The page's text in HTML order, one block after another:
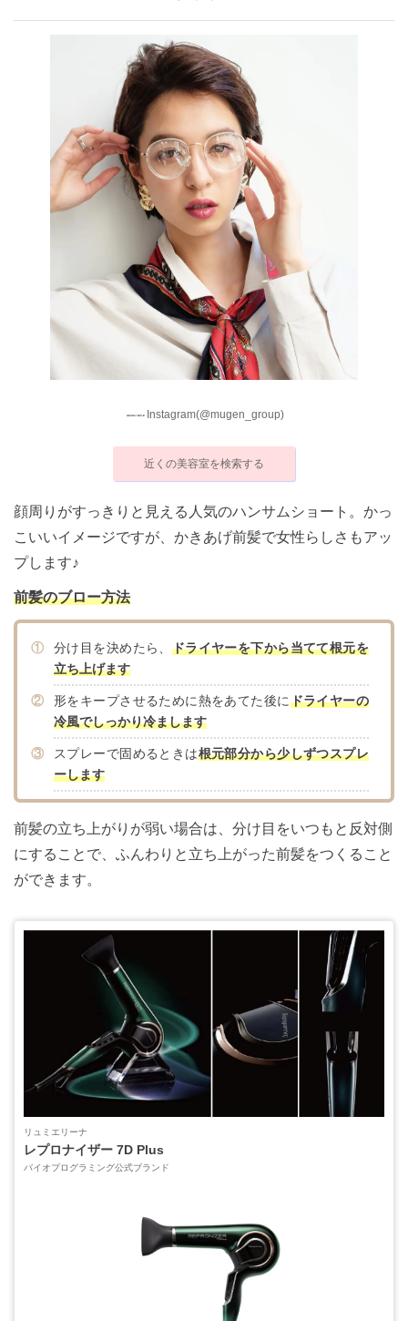
Instagram(@mugen_group)
近くの美容室を検索する
顔周りがすっきりと見える人気のハンサムショート。かっ
こいいイメージですが、かきあげ前髪で女性らしさもアッ
プします♪
前髪のブロー方法
① 分け目を決めたら、 ドライヤーを下から当てて根元を
立ち上げます
② 形をキープさせるために熱をあてた後にドライヤーの
冷風でしっかり冷まします
③ スプレーで固めるときは根元部分から少しずつスプレ
ーします
前髪の立ち上がりが弱い場合は、分け目をいつもと反対側
にすることで、ふんわりと立ち上がった前髪をつくること
ができます。
リュミエリーナ
レプロナイザー 7D Plus
バイオプログラミング公式ブランド